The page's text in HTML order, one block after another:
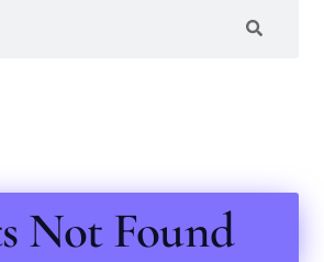
Not Found